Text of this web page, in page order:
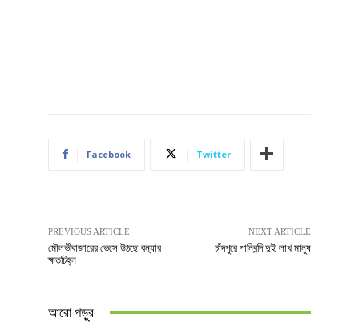
Facebook Twitter
PREVIOUS ARTICLE
মৌলভীবাজারের ভেসে উঠছে বন্যার
ক্ষতচিহ্ন
NEXT ARTICLE
চাঁদপুরে পানিবন্দি দুই লাখ মানুষ
আরো পড়ুুর